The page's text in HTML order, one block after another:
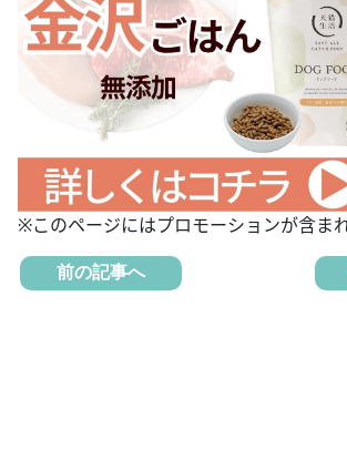
※このページにはプロモーションが含ま
前の記事へ